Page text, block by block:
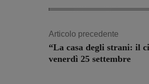
Articolo precedente
“La casa degli strani: il
venerdì 25 settembre